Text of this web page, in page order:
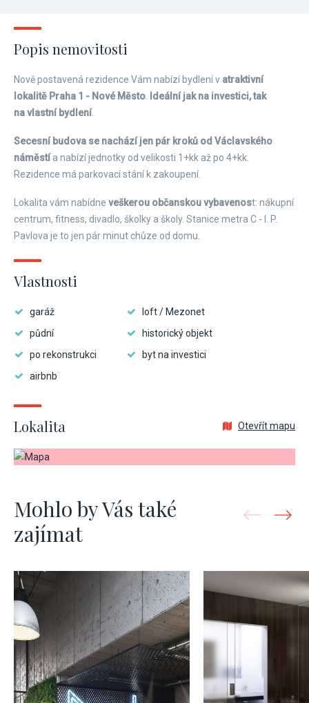
Popis nemovitosti
Nově postavená rezidence Vám nabízí bydlení v atraktivní
lokalitě Praha 1 - Nové Město
Ideální jak na investici, tak
na vlastní bydlení.
Secesní budova se nachází jen pár kroků od Václavského
náměstía nabízí jednotky od velikosti 1+kk až po 4+kk.
Rezidence má parkovací stání k zakoupení.
Lokalita vám nabídne veškerou občanskou vybavenost: nákupní
centrum, fitness, divadlo, školky a školy. Stanice metra C - I. P.
Pavlova je to jen pár minut chůze od domu.
Vlastnosti
garáž
loft / Mezonet
půdní
historický objekt
po rekonstrukci
byt na investici
airbnb
Lokalita Otevřít mapu
Mohlo by Vás také
zajímat